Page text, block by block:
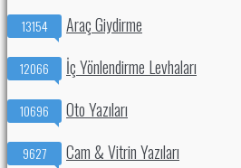
13154 Araç Giydirme
12066 İç Yönlendirme Levhaları
10696 Oto Yazıları
9627 Cam & Vitrin Yazıları